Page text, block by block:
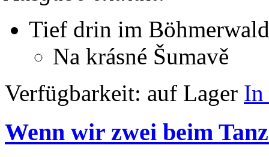
Tief drin im
Na krásné Šumavě
Verfügbarkeit: auf Lager In
Wenn wir zwei beim